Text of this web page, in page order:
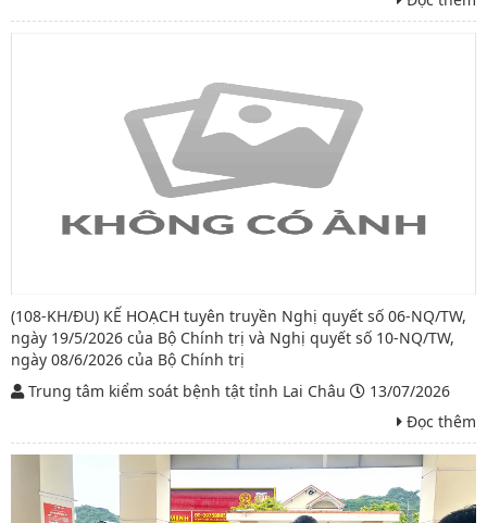
(108-KH/ĐU) KẾ HOẠCH tuyên truyền Nghị quyết số 06-NQ/TW,
ngày 19/5/2026 của Bộ Chính trị và Nghị quyết số 10-NQ/TW,
ngày 08/6/2026 của Bộ Chính trị
Trung tâm kiểm soát bệnh tật tỉnh Lai Châu
13/07/2026
Đọc thêm